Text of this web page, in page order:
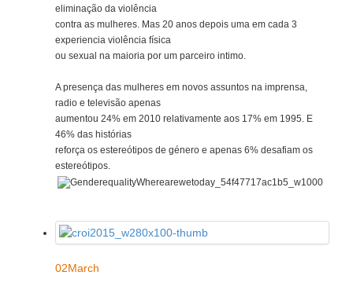
eliminação da violência
contra as mulheres. Mas 20 anos depois uma em cada 3
experiencia violência física
ou sexual na maioria por um parceiro intimo.
A presença das mulheres em novos assuntos na imprensa,
radio e televisão apenas
aumentou 24% em 2010 relativamente aos 17% em 1995. E
46% das histórias
reforça os estereótipos de género e apenas 6% desafiam os
estereótipos.
02March